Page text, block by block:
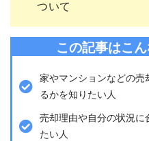
ついて
この記事はこ
家やマンションなどの売
るかを知りたい人
売却理由や自分の状況に
たい人